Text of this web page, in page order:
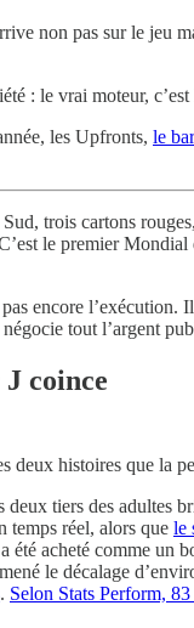
non pas sur le jeu
: le vrai moteur, c’est
les Upfronts, le
trois cartons
le premier
encore
tout l’argent
coince
deux histoires que la
deux tiers des adultes
temps réel, alors que le
été acheté comme un
le décalage
. Selon Stats Perform,